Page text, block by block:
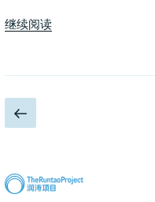
操”
继续阅读“吹
与
文
章
页
上
一